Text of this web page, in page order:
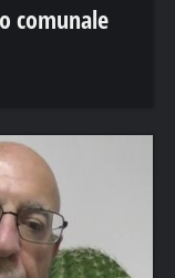
comunale